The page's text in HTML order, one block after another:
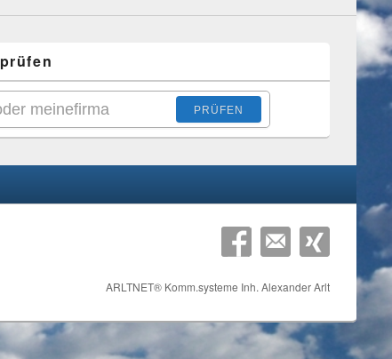
PRÜFEN
ARLTNET® Komm.systeme Inh. Alexander Arlt